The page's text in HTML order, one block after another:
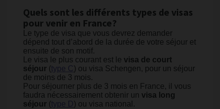
Quels sont les différents types de visas
pour venir en France?
Le type de visa que vous devrez demander
dépend tout d’abord de la durée de votre séjour et
ensuite de son motif.
Le visa le plus courant est le visa de court
séjour (type C ) ou visa Schengen, pour un séjour
de moins de 3 mois.
Pour séjourner plus de 3 mois en France, il vous
faudra nécessairement obtenir un visa long
séjour (type D) ou visa national.